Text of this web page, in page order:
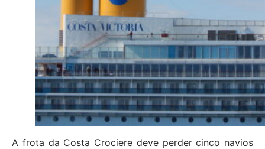
A frota da Costa Crociere deve perder cinco navios